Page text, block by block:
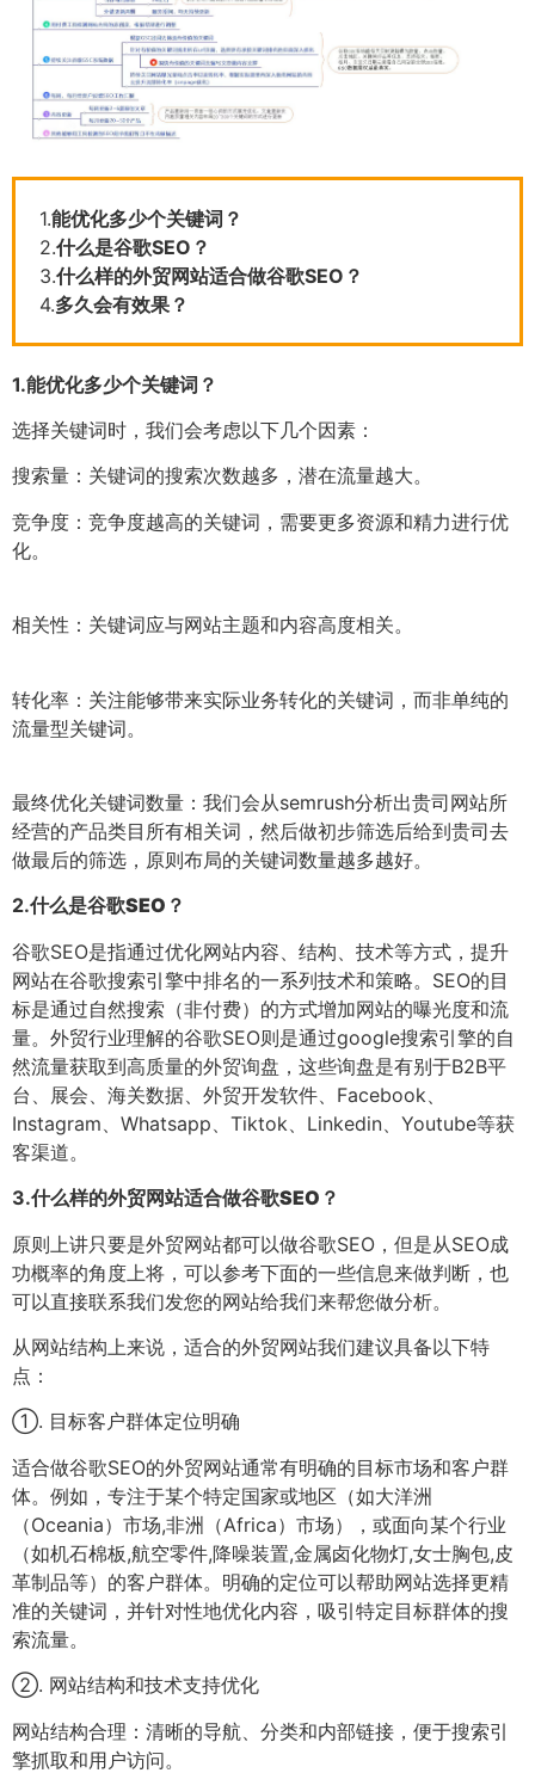
1.能优化多少个关键词？
2.什么是谷歌SEO？
3.什么样的外贸网站适合做谷歌SEO？
4.多久会有效果？
1.能优化多少个关键词？
选择关键词时，我们会考虑以下几个因素：
搜索量：关键词的搜索次数越多，潜在流量越大。
竞争度：竞争度越高的关键词，需要更多资源和精力进行优
化。
相关性：关键词应与网站主题和内容高度相关。
转化率：关注能够带来实际业务转化的关键词，而非单纯的
流量型关键词。
最终优化关键词数量：我们会从semrush分析出贵司网站所
经营的产品类目所有相关词，然后做初步筛选后给到贵司去
做最后的筛选，原则布局的关键词数量越多越好。
2.什么是谷歌SEO？
谷歌SEO是指通过优化网站内容、结构、技术等方式，提升
网站在谷歌搜索引擎中排名的一系列技术和策略。SEO的目
标是通过自然搜索（非付费）的方式增加网站的曝光度和流
量。外贸行业理解的谷歌SEO则是通过google搜索引擎的自
然流量获取到高质量的外贸询盘，这些询盘是有别于B2B平
台、展会、海关数据、外贸开发软件、Facebook、
Instagram、Whatsapp、Tiktok、Linkedin、Youtube等获
客渠道。
3.什么样的外贸网站适合做谷歌SEO？
原则上讲只要是外贸网站都可以做谷歌SEO，但是从SEO成
功概率的角度上将，可以参考下面的一些信息来做判断，也
可以直接联系我们发您的网站给我们来帮您做分析。
从网站结构上来说，适合的外贸网站我们建议具备以下特
点：
①. 目标客户群体定位明确
适合做谷歌SEO的外贸网站通常有明确的目标市场和客户群
体。例如，专注于某个特定国家或地区（如大洋洲
（Oceania）市场,非洲（Africa）市场），或面向某个行业
（如机石棉板,航空零件,降噪装置,金属卤化物灯,女士胸包,皮
革制品等）的客户群体。明确的定位可以帮助网站选择更精
准的关键词，并针对性地优化内容，吸引特定目标群体的搜
索流量。
②. 网站结构和技术支持优化
网站结构合理：清晰的导航、分类和内部链接，便于搜索引
擎抓取和用户访问。